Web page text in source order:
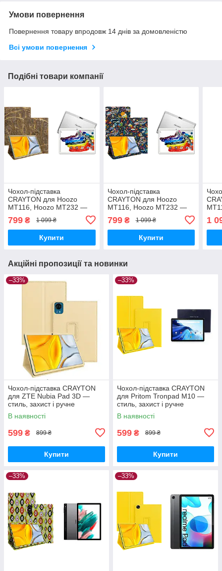
Умови повернення
Повернення товару впродовж 14 днів за домовленістю
Всі умови повернення
Подібні товари компанії
Чохол-підставка
CRAYTON для Hoozo
MT116, Hoozo MT232 —
збирання, колір Камиш
799 ₴ 1 099 ₴
Купити
Чохол-підставка
CRAYTON для Hoozo
MT116, Hoozo MT232 —
збирання, колір Космос
799₴ 1 099 ₴
Купити
1
Акційні пропозиції та новинки
–33%
Чохол-підставка CRAYTON
для ZTE Nubia Pad 3D —
стиль, захист і ручне
збирання, колір Бежевий
В наявності
599 ₴ 899 ₴
Купити
–33%
Чохол-підставка CRAYTON
для Pritom Tronpad M10 —
стиль, захист і ручне
збирання, колір Жовтий
В наявності
599 ₴ 899 ₴
Купити
–33% –33%